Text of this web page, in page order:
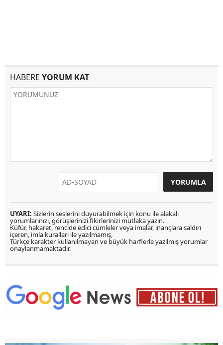
HABERE YORUM KAT
UYARI: Sizlerin seslerini duyurabilmek için konu ile alakalı
yorumlarınızı, görüşlerinizi fikirlerinizi mutlaka yazın.
Küfür, hakaret, rencide edici cümleler veya imalar, inançlara saldırı
içeren, imla kuralları ile yazılmamış,
Türkçe karakter kullanılmayan ve büyük harflerle yazılmış yorumlar
onaylanmamaktadır.